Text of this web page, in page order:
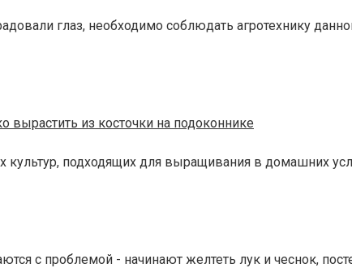
глаз, необходимо соблюдать агротехнику
вырастить из косточки на подоконнике
культур, подходящих для выращивания в домашних
с проблемой - начинают желтеть лук и чеснок,